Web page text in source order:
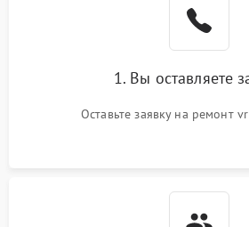
1. Вы оставляете
Оставьте заявку на ремонт